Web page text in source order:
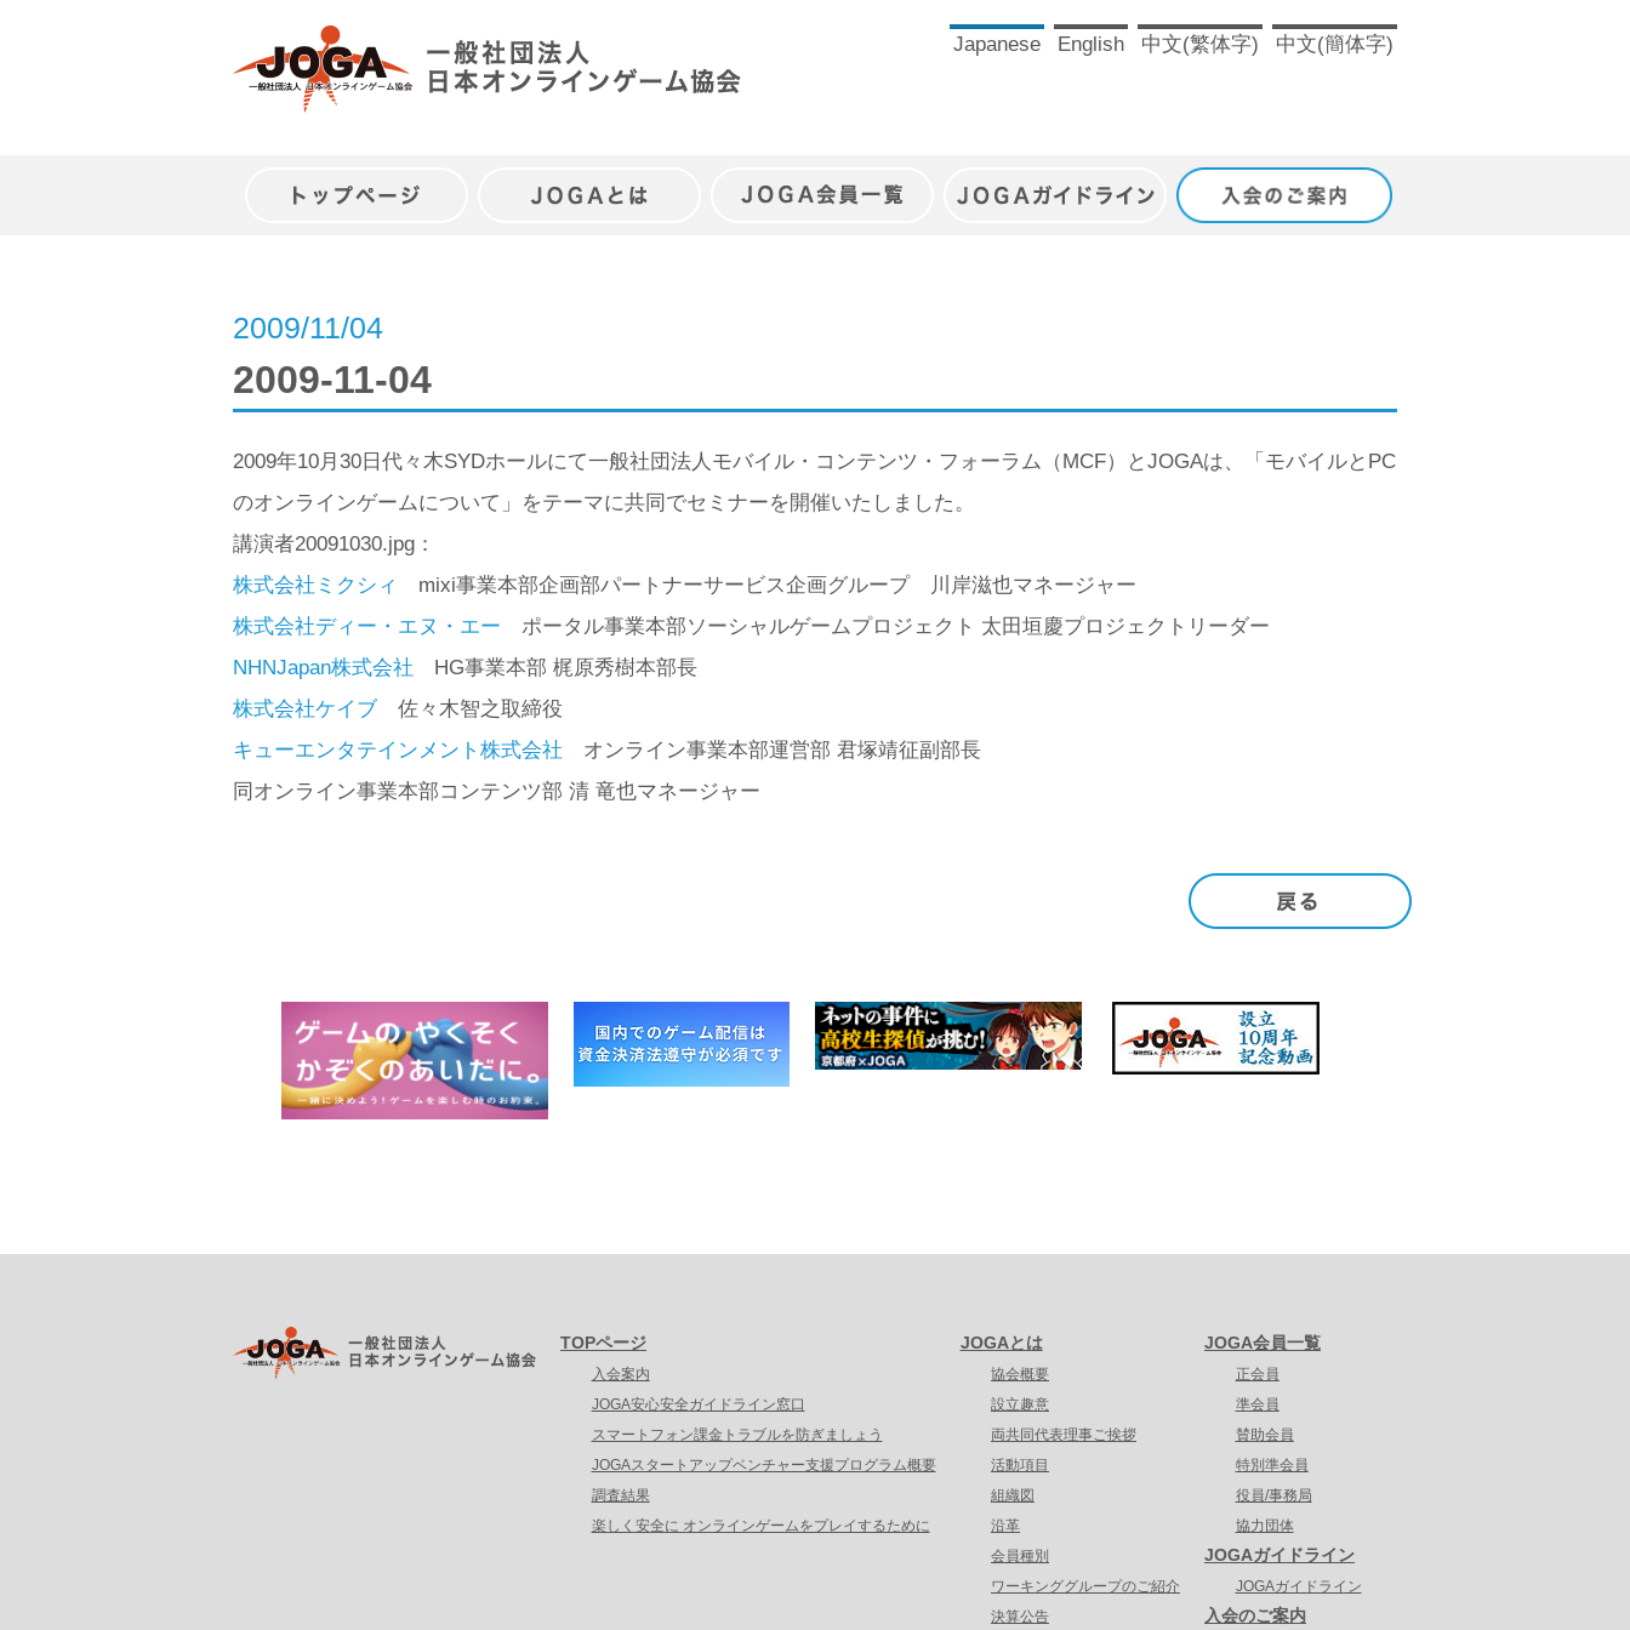
Japanese English 中文(繁体字) 中文(簡体字)
トップページ JOGAとは JOGA会員一覧 JOGAガイドライン 入会のご案内
2009/11/04
2009-11-04
2009年10月30日代々木SYDホールにて一般社団法人モバイル・コンテンツ・フォーラム（MCF）とJOGAは、「モバイルとPC
のオンラインゲームについて」をテーマに共同でセミナーを開催いたしました。
講演者20091030.jpg：
株式会社ミクシィ
mixi事業本部企画部パートナーサービス企画グループ 川岸滋也マネージャー
株式会社ディー・エヌ・エー ポータル事業本部ソーシャルゲームプロジェクト 太田垣慶プロジェクトリーダー
NHNJapan株式会社 HG事業本部 梶原秀樹本部長
株式会社ケイブ佐々木智之取締役
キューエンタテインメント株式会社 オンライン事業本部運営部 君塚靖征副部長
同オンライン事業本部コンテンツ部 清 竜也マネージャー
TOPページ
入会案内
JOGA安心安全ガイドライン窓口
スマートフォン課金トラブルを防ぎましょう
JOGAスタートアップベンチャー支援プログラム概要
調査結果
楽しく安全に オンラインゲームをプレイするために
JOGAとは
協会概要
設立趣意
両共同代表理事ご挨拶
活動項目
組織図
沿革
会員種別
ワーキンググループのご紹介
決算公告
JOGA会員一覧
正会員
準会員
賛助会員
特別準会員
役員/事務局
協力団体
JOGAガイドライン
JOGAガイドライン
入会のご案内